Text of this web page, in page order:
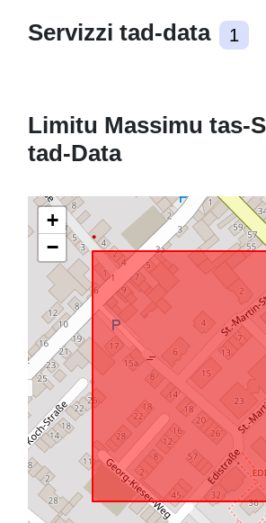
Servizzi tad-data 1
Limitu Massimu tas-
tad-Data
+
−